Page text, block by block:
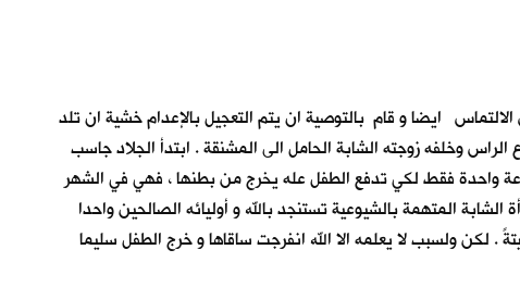
ايضا و قام بالتوصية ان يتم التعجيل بالإعدام خشية ان تلد
وخلفه زوجته الشابة الحامل الى المشنقة . ابتدأ الجلاد جاسب
واحدة فقط لكي تدفع الطفل عله يخرج من بطنها ، فهي في الشهر
المتهمة بالشيوعية تستنجد بالله و أوليائه الصالحين واحدا
ولسبب لا يعلمه الا الله انفرجت ساقاها و خرج الطفل سليما